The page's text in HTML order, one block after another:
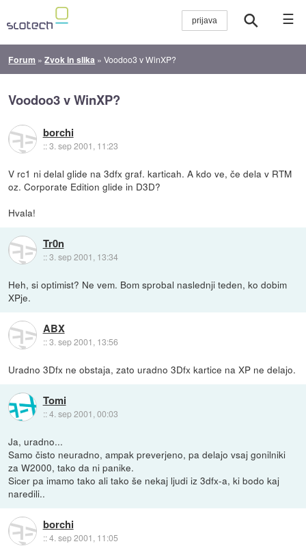
☰
Forum »Zvok in slika »Voodoo3 v WinXP?
Voodoo3 v WinXP?
borchi
::3. sep 2001, 11:23
V rc1 ni delal glide na 3dfx graf. karticah. A kdo ve, če dela v RTM
oz. Corporate Edition glide in D3D?
Hvala!
Tr0n
::3. sep 2001, 13:34
Heh, si optimist? Ne vem. Bom sprobal naslednji teden, ko dobim
XPje.
ABX
::3. sep 2001, 13:56
Uradno 3Dfx ne obstaja, zato uradno 3Dfx kartice na XP ne delajo.
Tomi
::4. sep 2001, 00:03
Ja, uradno...
Samo čisto neuradno, ampak preverjeno, pa delajo vsaj gonilniki
za W2000, tako da ni panike.
Sicer pa imamo tako ali tako še nekaj ljudi iz 3dfx-a, ki bodo kaj
naredili..
borchi
::4. sep 2001, 11:05